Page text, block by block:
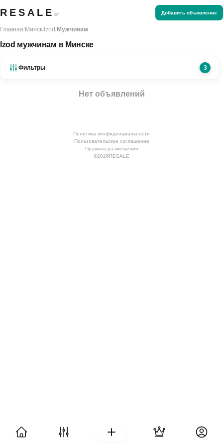
RESALE BY Добавить объявление
Главная/Минск/ Izod/Мужчинам
Izod мужчинам в Минске
Фильтры 3
Нет объявлений
Политика конфиденциальности
Пользовательское соглашение
Правила размещения
©2026RESALE